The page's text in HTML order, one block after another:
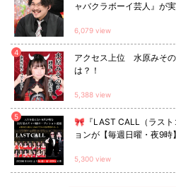
ャバクラボーイ芸人』が
6,079 view
4
アクセス上位 水原みそ
は？！
5,388 view
5
🎀『LAST CALL（ラスト
ョンが【毎週日曜・夜9
5,300 view